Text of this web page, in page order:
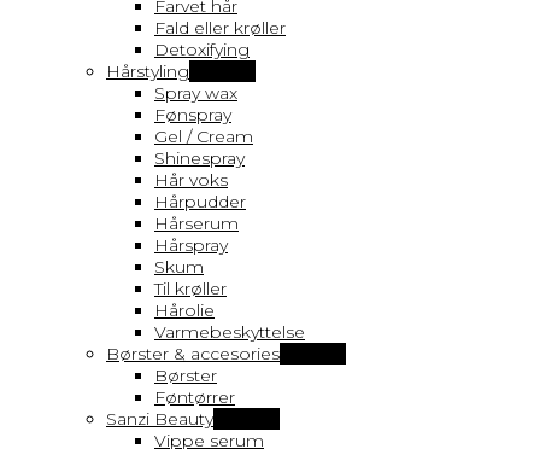
Farvet hår
Fald eller krøller
Detoxifying
Hårstyling
Spray wax
Fønspray
Gel / Cream
Shinespray
Hår voks
Hårpudder
Hårserum
Hårspray
Skum
Til krøller
Hårolie
Varmebeskyttelse
Børster & accesories
Børster
Føntørrer
Sanzi Beauty
Vippe serum